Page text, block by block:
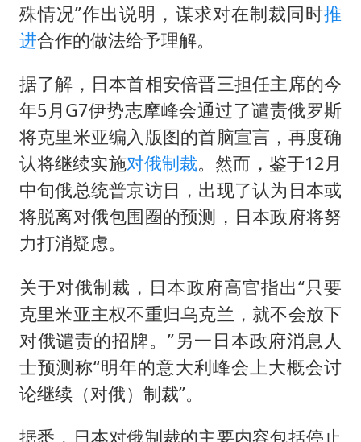
殊情况”作出说明，谋求对在制裁同时推
进合作的做法给予理解。
据了解，日本首相安倍晋三担任主席的今
年5月G7伊势志摩峰会通过了谴责俄罗斯
将克里米亚编入版图的首脑宣言，再度确
认将继续实施对俄制裁。然而，鉴于12月
中旬俄总统普京访日，出现了认为日本或
将脱离对俄包围圈的预测，日本政府将努
力打消疑虑。
关于对俄制裁，日本政府高官指出“只要
克里米亚主权不重归乌克兰，就不会放下
对俄谴责的招牌。”另一日本政府消息人
士预测称“明年的意大利峰会上大概会讨
论继续（对俄）制裁”。
据悉，日本对俄制裁的主要内容包括停止